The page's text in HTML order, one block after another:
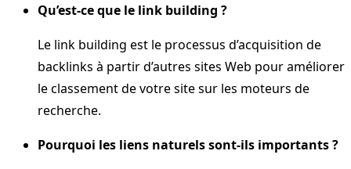
Qu’est-ce que le link building ?
Le link building est le processus d’acquisition de
backlinks à partir d’autres sites Web pour améliorer
le classement de votre site sur les moteurs de
recherche.
Pourquoi les liens naturels sont-ils importants ?